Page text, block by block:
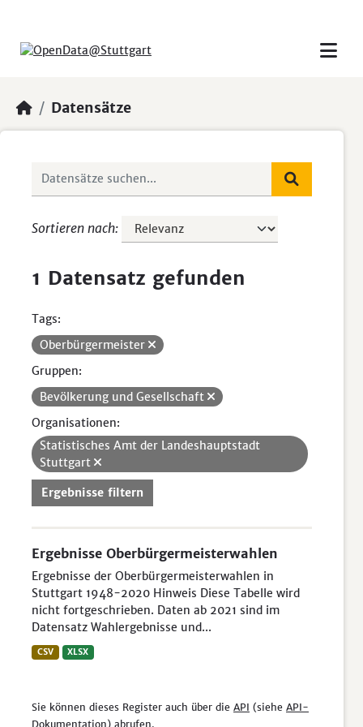
Datensätze
Sortieren nach
1 Datensatz gefunden
Tags:
Oberbürgermeister
Gruppen:
Bevölkerung und Gesellschaft
Organisationen:
Statistisches Amt der Landeshauptstadt
Stuttgart
Ergebnisse filtern
Ergebnisse Oberbürgermeisterwahlen
Ergebnisse der Oberbürgermeisterwahlen in
Stuttgart 1948-2020 Hinweis Diese Tabelle wird
nicht fortgeschrieben. Daten ab 2021 sind im
Datensatz Wahlergebnisse und...
CSV XLSX
Sie können dieses Register auch über die API (siehe API-
Dokumentation) abrufen.